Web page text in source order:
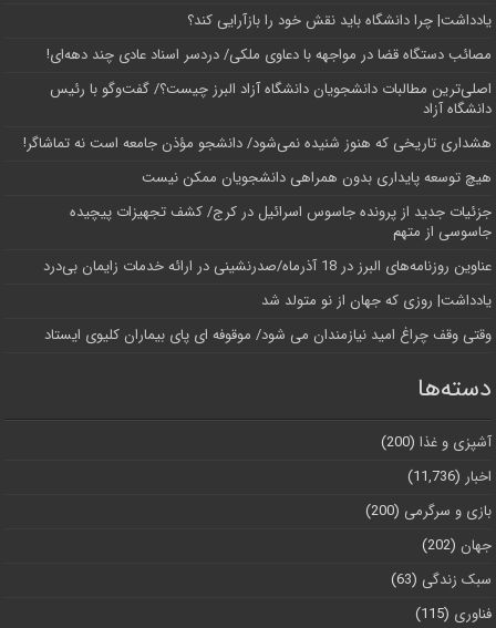
یادداشت| چرا دانشگاه باید نقش خود را بازآرایی کند؟
مصائب دستگاه قضا در مواجهه با دعاوی ملکی/ دردسر اسناد عادی چند‌ دهه‌ای!
اصلی‌ترین مطالبات دانشجویان دانشگاه آزاد البرز چیست؟/ گفت‌وگو با رئیس
دانشگاه آز‌اد
هشداری تاریخی که هنوز شنیده نمی‌شود/ دانشجو مؤذن جامعه است نه تماشاگر!
هیچ توسعه پایداری بدون همراهی دانشجویان ممکن نیست
جزئیات جدید از پرونده جاسوس اسرائیل در کرج/‌ کشف تجهیزات پیچیده
جاسوسی از متهم
عناوین روزنامه‌های البرز در ‌18 آذرماه/صدرنشینی در ارائه خدمات زایمان بی‌درد
یادداشت| روزی که جهان از نو متولد شد
وقتی وقف چراغ امید نیازمندان می شود/ موقوفه ای پای بیماران کلیوی ایستاد
دسته‌ها
آشپزی و غذا (200)
اخبار (11,736)
بازی و سرگرمی (200)
جهان (202)
سبک زندگی (63)
فناوری (115)